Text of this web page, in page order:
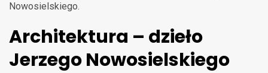
Nowosielskiego.
Architektura – dzieło
Jerzego Nowosielskiego